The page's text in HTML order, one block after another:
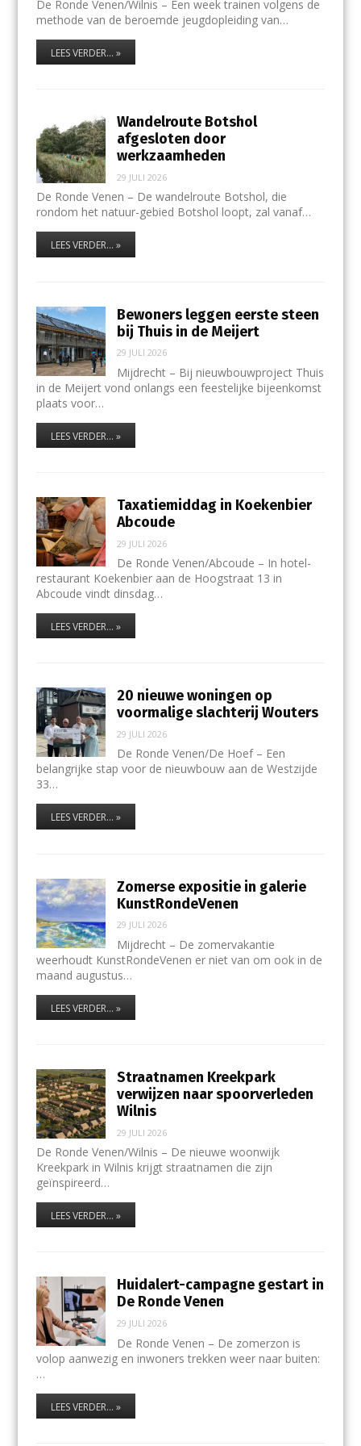
De Ronde Venen/Wilnis – Een week trainen volgens de
methode van de beroemde jeugdopleiding van…
LEES VERDER... »
Wandelroute Botshol
afgesloten door
werkzaamheden
29 JULI 2026
De Ronde Venen – De wandelroute Botshol, die
rondom het natuur-gebied Botshol loopt, zal vanaf…
LEES VERDER... »
Bewoners leggen eerste steen
bij Thuis in de Meijert
29 JULI 2026
Mijdrecht – Bij nieuwbouwproject Thuis
in de Meijert vond onlangs een feestelijke bijeenkomst
plaats voor…
LEES VERDER... »
Taxatiemiddag in Koekenbier
Abcoude
29 JULI 2026
De Ronde Venen/Abcoude – In hotel-
restaurant Koekenbier aan de Hoogstraat 13 in
Abcoude vindt dinsdag…
LEES VERDER... »
20 nieuwe woningen op
voormalige slachterij Wouters
29 JULI 2026
De Ronde Venen/De Hoef – Een
belangrijke stap voor de nieuwbouw aan de Westzijde
33…
LEES VERDER... »
Zomerse expositie in galerie
KunstRondeVenen
29 JULI 2026
Mijdrecht – De zomervakantie
weerhoudt KunstRondeVenen er niet van om ook in de
maand augustus…
LEES VERDER... »
Straatnamen Kreekpark
verwijzen naar spoorverleden
Wilnis
29 JULI 2026
De Ronde Venen/Wilnis – De nieuwe woonwijk
Kreekpark in Wilnis krijgt straatnamen die zijn
geïnspireerd…
LEES VERDER... »
Huidalert-campagne gestart in
De Ronde Venen
29 JULI 2026
De Ronde Venen – De zomerzon is
volop aanwezig en inwoners trekken weer naar buiten:
…
LEES VERDER... »